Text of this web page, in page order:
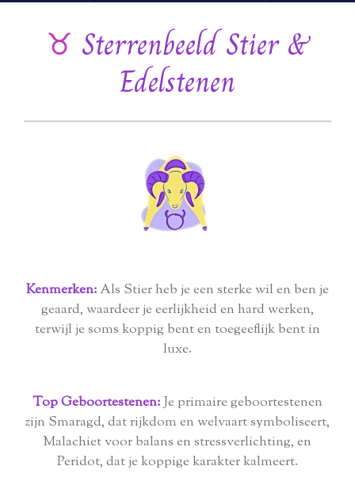
♉️ Sterrenbeeld Stier &
Edelstenen
Kenmerken: Als Stier heb je een sterke wil en ben je
geaard, waardeer je eerlijkheid en hard werken,
terwijl je soms koppig bent en toegeeflijk bent in
luxe.
Top Geboortestenen:Je primaire geboortestenen
zijn Smaragd, dat rijkdom en welvaart symboliseert,
Malachiet voor balans en stressverlichting, en
Peridot, dat je koppige karakter kalmeert.